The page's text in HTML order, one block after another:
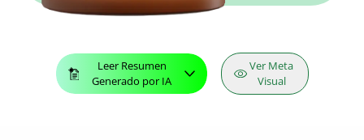
Leer Resumen
Generado por IA
Ver Meta
Visual